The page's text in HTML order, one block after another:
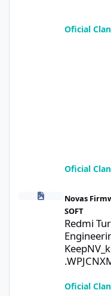
Oficial Clan
Oficial Clan
Redmi Turbo 5 (klee)
Novas
SOFT
Redmi
Oficial Clan